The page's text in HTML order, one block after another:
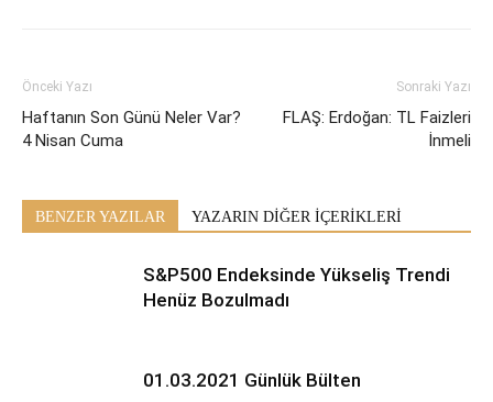
Önceki Yazı
Haftanın Son Günü Neler Var?
4 Nisan Cuma
Sonraki Yazı
FLAŞ: Erdoğan: TL Faizleri
İnmeli
BENZER YAZILAR YAZARIN DİĞER İÇERİKLERİ
S&P500 Endeksinde Yükseliş Trendi
Henüz Bozulmadı
01.03.2021 Günlük Bülten